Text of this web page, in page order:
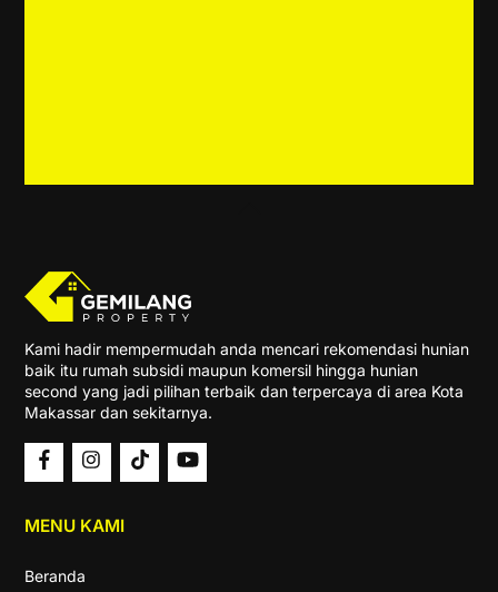
Kami hadir mempermudah anda mencari rekomendasi hunian
baik itu rumah subsidi maupun komersil hingga hunian
second yang jadi pilihan terbaik dan terpercaya di area Kota
Makassar dan sekitarnya.
MENU KAMI
Beranda